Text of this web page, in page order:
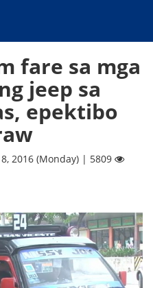
fare sa mga
jeep sa
epektibo
2016 (Monday) | 5809